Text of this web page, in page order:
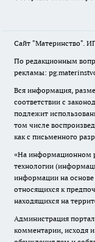
Сайт "Материнство".
По редакционным
рекламы:
Вся информация,
соответствии с
подлежит
том числе
как с письменного
«На информационном
технологии
информации на основе
относящихся к
находящихся на
Администрация
комментарии, исходя